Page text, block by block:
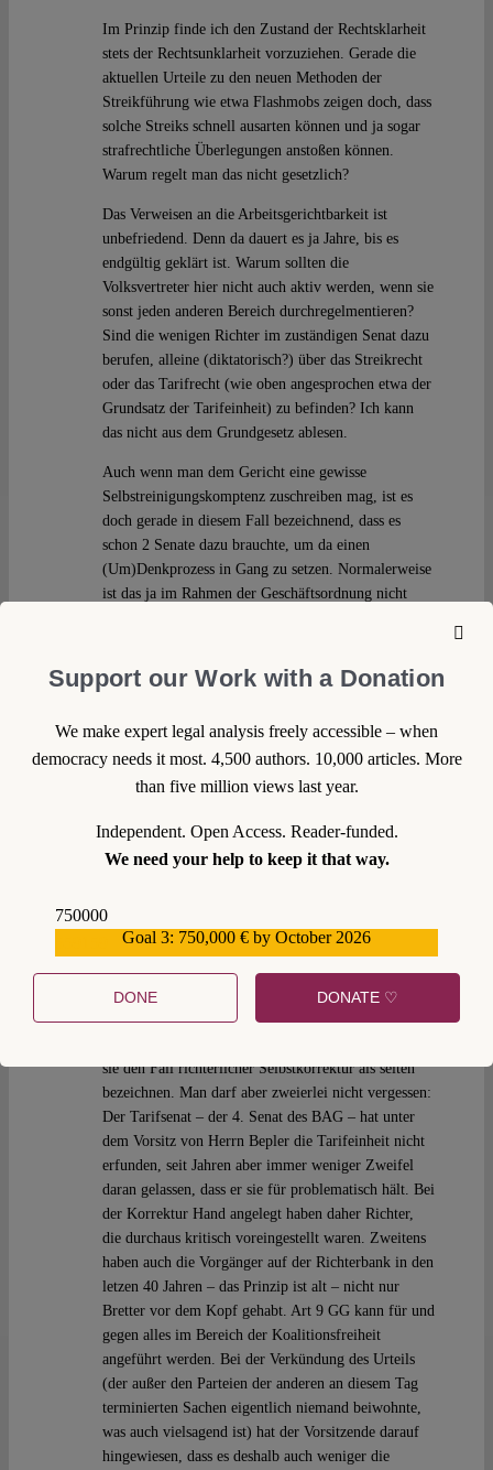
Reply
Im Prinzip finde ich den Zustand der Rechtsklarheit
stets der Rechtsunklarheit vorzuziehen. Gerade die
aktuellen Urteile zu den neuen Methoden der
Streikführung wie etwa Flashmobs zeigen doch, dass
solche Streiks schnell ausarten können und ja sogar
strafrechtliche Überlegungen anstoßen können.
Warum regelt man das nicht gesetzlich?
Das Verweisen an die Arbeitsgerichtbarkeit ist
unbefriedend. Denn da dauert es ja Jahre, bis es
endgültig geklärt ist. Warum sollten die
Volksvertreter hier nicht auch aktiv werden, wenn sie
sonst jeden anderen Bereich durchregelmentieren?
Sind die wenigen Richter im zuständigen Senat dazu
berufen, alleine (diktatorisch?) über das Streikrecht
oder das Tarifrecht (wie oben angesprochen etwa der
Grundsatz der Tarifeinheit) zu befinden? Ich kann
das nicht aus dem Grundgesetz ablesen.
Auch wenn man dem Gericht eine gewisse
Selbstreinigungskomptenz zuschreiben mag, ist es
doch gerade in diesem Fall bezeichnend, dass es
schon 2 Senate dazu brauchte, um da einen
(Um)Denkprozess in Gang zu setzen. Normalerweise
ist das ja im Rahmen der Geschäftsordnung nicht
darf man sich schon fragen, wozu wir über 600 mehr
oder weniger direkt gewählte Parlamentarier haben,
BAG haben.
Wolf J. Reuter Fri 29 Jan 2010 at 10:25
So ganz “frei” ist die Gedankenführung der
Arbeitsgerichte ja auch nicht (sie haben – cum grano
salis – z.B. als erste den Grundsatz rechtlichen
Gehörs entdeckt und geachtet). Wir haben die
Entscheidung zwar auch begrüßt (www.reuter-
sie den Fall richterlicher Selbstkorrektur als selten
bezeichnen. Man darf aber zweierlei nicht vergessen:
Der Tarifsenat – der 4. Senat des BAG – hat unter
dem Vorsitz von Herrn Bepler die Tarifeinheit nicht
erfunden, seit Jahren aber immer weniger Zweifel
daran gelassen, dass er sie für problematisch hält. Bei
der Korrektur Hand angelegt haben daher Richter,
die durchaus kritisch voreingestellt waren. Zweitens
haben auch die Vorgänger auf der Richterbank in den
letzen 40 Jahren – das Prinzip ist alt – nicht nur
Bretter vor dem Kopf gehabt. Art 9 GG kann für und
gegen alles im Bereich der Koalitionsfreiheit
angeführt werden. Bei der Verkündung des Urteils
(der außer den Parteien der anderen an diesem Tag
terminierten Sachen eigentlich niemand beiwohnte,
was auch vielsagend ist) hat der Vorsitzende darauf
hingewiesen, dass es deshalb auch weniger die
Support our Work with a Donation
We make expert legal analysis freely accessible – when
democracy needs it most. 4,500 authors. 10,000 articles. More
than five million views last year.
Independent. Open Access. Reader-funded.
We need your help to keep it that way.
750000
Goal 3: 750,000 € by October 2026
DONE DONATE ♡